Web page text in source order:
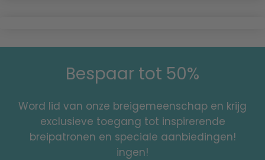
Bespaar tot 50%
Word lid van onze breigemeenschap en krijg
exclusieve toegang tot inspirerende
breipatronen en speciale aanbiedingen!
ingen!